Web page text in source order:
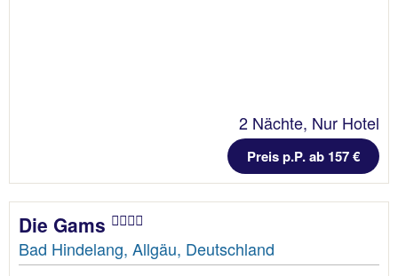
2 Nächte, Nur Hotel
Preis p.P. ab 157 €
Die Gams
Bad Hindelang, Allgäu, Deutschland